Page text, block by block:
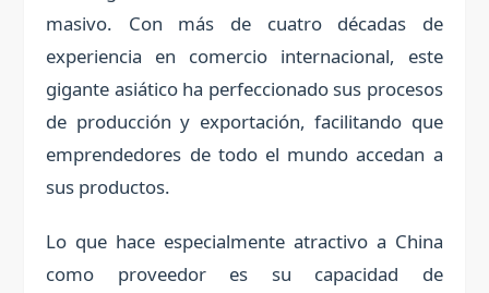
masivo. Con más de cuatro décadas de
experiencia en comercio internacional, este
gigante asiático ha perfeccionado sus procesos
de producción y exportación, facilitando que
emprendedores de todo el mundo accedan a
sus productos.
Lo que hace especialmente atractivo a China
como proveedor es su capacidad de